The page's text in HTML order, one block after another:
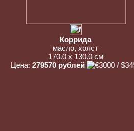
Коррида
масло, холст
170.0 x 130.0 см
Цена: 279570 рублей